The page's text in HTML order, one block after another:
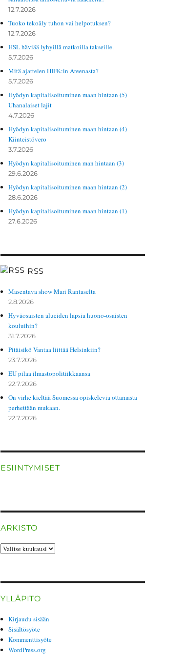
12.7.2026
Tuoko tekoäly tuhon vai helpotuksen?
12.7.2026
HSL häviää lyhyillä matkoilla takseille.
5.7.2026
Mitä ajattelen HIFK:in Areenasta?
5.7.2026
Hyödyn kapitalisoituminen maan hintaan (5)
Uhanalaiset lajit
4.7.2026
Hyödyn kapitalisoituminen maan hintaan (4)
Kiinteistövero
3.7.2026
Hyödyn kapitalisoituminen man hintaan (3)
29.6.2026
Hyödyn kapitalisoituminen maan hintaan (2)
28.6.2026
Hyödyn kapitalisoituminen maan hintaan (1)
27.6.2026
RSS
Masentava show Mari Rantaselta
2.8.2026
Hyväosaisten alueiden lapsia huono-osaisten
kouluihin?
31.7.2026
Pitäisikö Vantaa liittää Helsinkiin?
23.7.2026
EU pilaa ilmastopolitiikkaansa
22.7.2026
On virhe kieltää Suomessa opiskelevia ottamasta
perhettään mukaan.
22.7.2026
ESIINTYMISET
ARKISTO
ARKISTO
YLLÄPITO
Kirjaudu sisään
Sisältösyöte
Kommenttisyöte
WordPress.org